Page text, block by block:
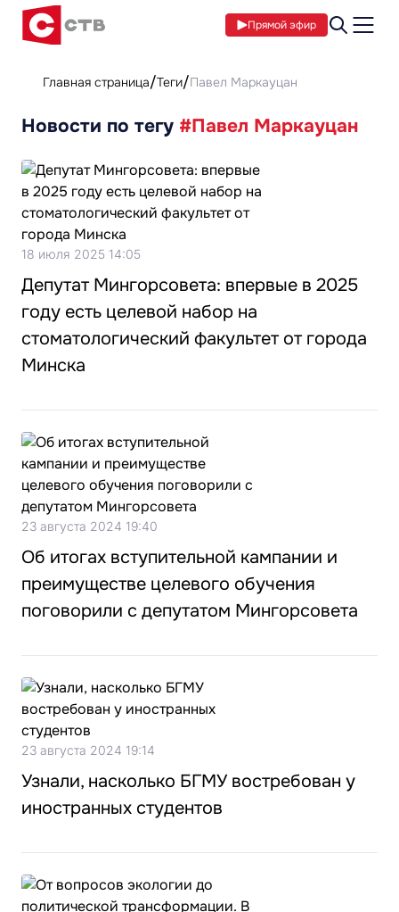
Прямой эфир
Главная страница Теги Павел Маркауцан
Новости по тегу #Павел Маркауцан
18 июля 2025 14:05
Депутат Мингорсовета: впервые в 2025
году есть целевой набор на
стоматологический факультет от города
Минска
23 августа 2024 19:40
Об итогах вступительной кампании и
преимуществе целевого обучения
поговорили с депутатом Мингорсовета
23 августа 2024 19:14
Узнали, насколько БГМУ востребован у
иностранных студентов